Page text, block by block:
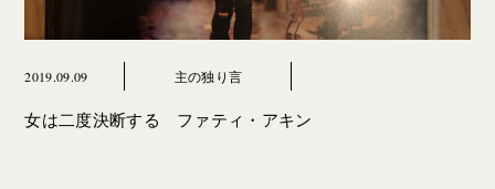
2019.09.09 主の独り言
女は二度決断する ファティ・アキン